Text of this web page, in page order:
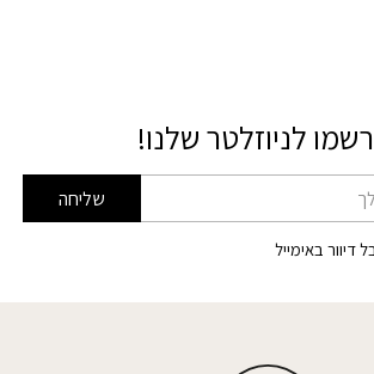
לניוזלטר שלנו!
שליחה
באימייל